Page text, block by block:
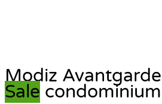
Modiz
Sale condominium